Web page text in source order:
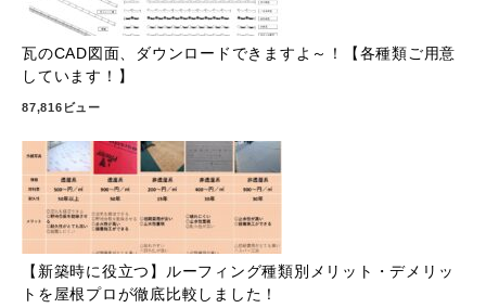
瓦のCAD図面、ダウンロードできますよ～！【各種類ご用意
しています！】
87,816ビュー
【新築時に役立つ】ルーフィング種類別メリット・デメリッ
トを屋根プロが徹底比較しました！